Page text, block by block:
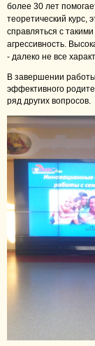
более 30 лет
теоретический курс,
справляться с
агрессивность.
- далеко не все
В завершении
эффективного
ряд других вопросов.